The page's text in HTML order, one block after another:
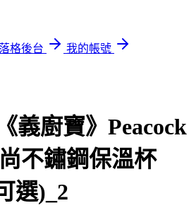
格後台
我的帳號
義廚寶》Peacock
不鏽鋼保溫杯
選)_2